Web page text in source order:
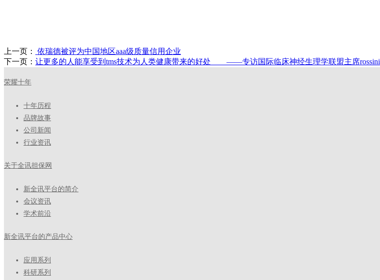
上一页：
​ 依瑞德被评为中国地区aaa级质量信用企业
下一页： 让更多的人能享受到tms技术为人类健康带来的好处 ——专访国际临床神经生理学联盟主席rossini
荣耀十年
十年历程
品牌故事
公司新闻
行业资讯
关于全讯担保网
新全讯平台的简介
会议资讯
学术前沿
新全讯平台的产品中心
应用系列
科研系列